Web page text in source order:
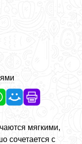
мягкими,
сочетается с